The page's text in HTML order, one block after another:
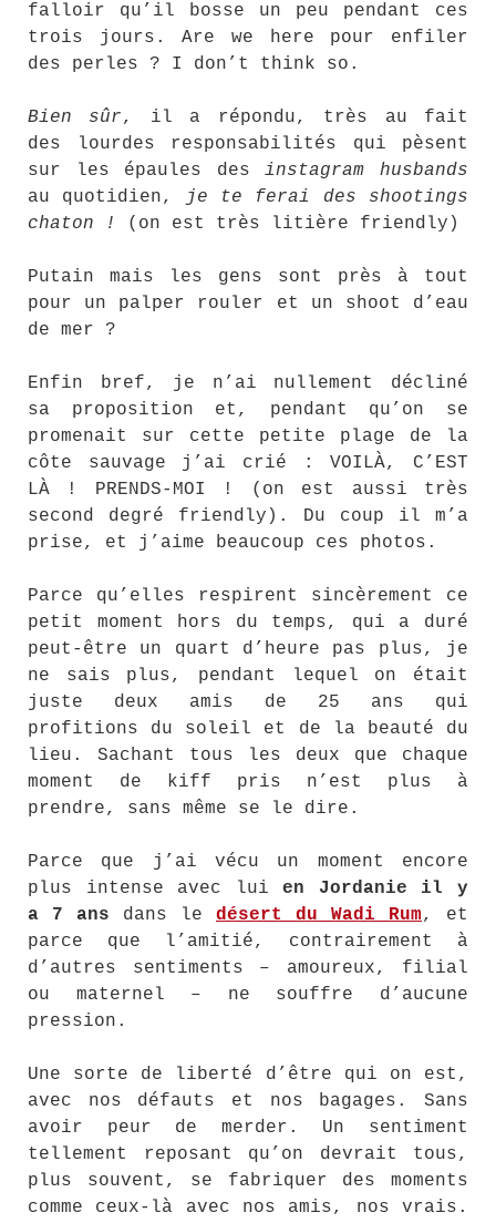
falloir qu’il bosse un peu pendant ces
trois jours. Are we here pour enfiler
des perles ? I don’t think so.
Bien sûr, il a répondu, très au fait
des lourdes responsabilités qui pèsent
sur les épaules desinstagram husbands
au quotidien,
je te ferai des shootings
chaton !
(on est très litière friendly)
Putain mais les gens sont près à tout
pour un palper rouler et un shoot d’eau
de mer ?
Enfin bref, je n’ai nullement décliné
sa proposition et, pendant qu’on se
promenait sur cette petite plage de la
côte sauvage j’ai crié : VOILÀ, C’EST
LÀ ! PRENDS-MOI ! (on est aussi très
second degré friendly). Du coup il m’a
prise, et j’aime beaucoup ces photos.
Parce qu’elles respirent sincèrement ce
petit moment hors du temps, qui a duré
peut-être un quart d’heure pas plus, je
ne sais plus, pendant lequel on était
juste deux amis de 25 ans qui
profitions du soleil et de la beauté du
lieu. Sachant tous les deux que chaque
moment de kiff pris n’est plus à
prendre, sans même se le dire.
Parce que j’ai vécu un moment encore
plus intense avec luien Jordanie il y
a 7 ans dans le désert du Wadi Rum, et
parce que l’amitié, contrairement à
d’autres sentiments – amoureux, filial
ou maternel – ne souffre d’aucune
pression.
Une sorte de liberté d’être qui on est,
avec nos défauts et nos bagages. Sans
avoir peur de merder. Un sentiment
tellement reposant qu’on devrait tous,
plus souvent, se fabriquer des moments
comme ceux-là avec nos amis, nos vrais.